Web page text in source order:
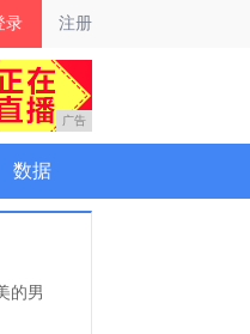
录 注册
广告
数据